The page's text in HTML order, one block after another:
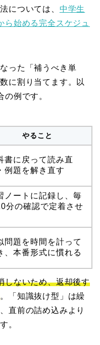
については、 中学生
始める完全スケジュ
った「補うべき単
に割り当てます。以
例です。
やること
書に戻って読み直
例題を解き直す
ノートに記録し、毎
分の確認で定着させ
問題を時間を計って
、本番形式に慣れる
しないため、返却後す
。「知識抜け型」は繰
直前の詰め込みより
。